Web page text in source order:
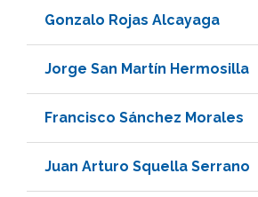
Gonzalo Rojas Alcayaga
Jorge San Martín Hermosilla
Francisco Sánchez Morales
Juan Arturo Squella Serrano